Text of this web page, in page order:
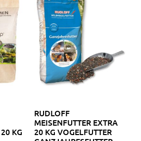
KG
RUDLOFF
MEISENFUTTER EXTRA
20 KG VOGELFUTTER